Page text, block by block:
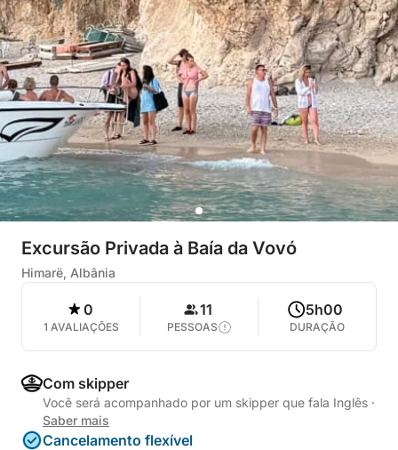
Excursão Privada à Baía da Vovó
Himarë, Albânia
0
1 AVALIAÇÕES
11
PESSOAS
5h00
DURAÇÃO
Com skipper
Você será acompanhado por um skipper que fala Inglês ·
Saber mais
Cancelamento flexível